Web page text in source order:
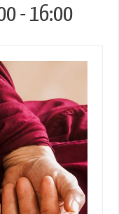
-16:00